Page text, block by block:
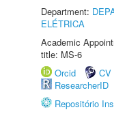
Department:
ELÉTRICA
Academic
title: MS-6
Orcid
CV
ResearcherID
Repositório